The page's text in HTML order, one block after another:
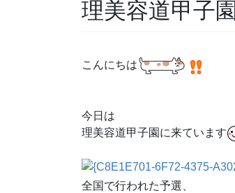
理美容道甲子園
こんにちは
今日は
理美容道甲子園に来ています
全国で行われた予選、